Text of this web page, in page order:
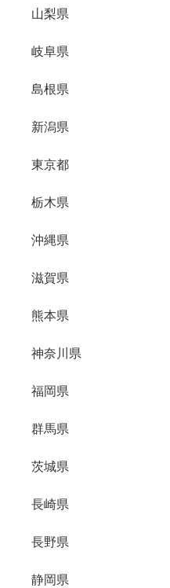
山梨県
岐阜県
島根県
新潟県
東京都
栃木県
沖縄県
滋賀県
熊本県
神奈川県
福岡県
群馬県
茨城県
長崎県
長野県
静岡県